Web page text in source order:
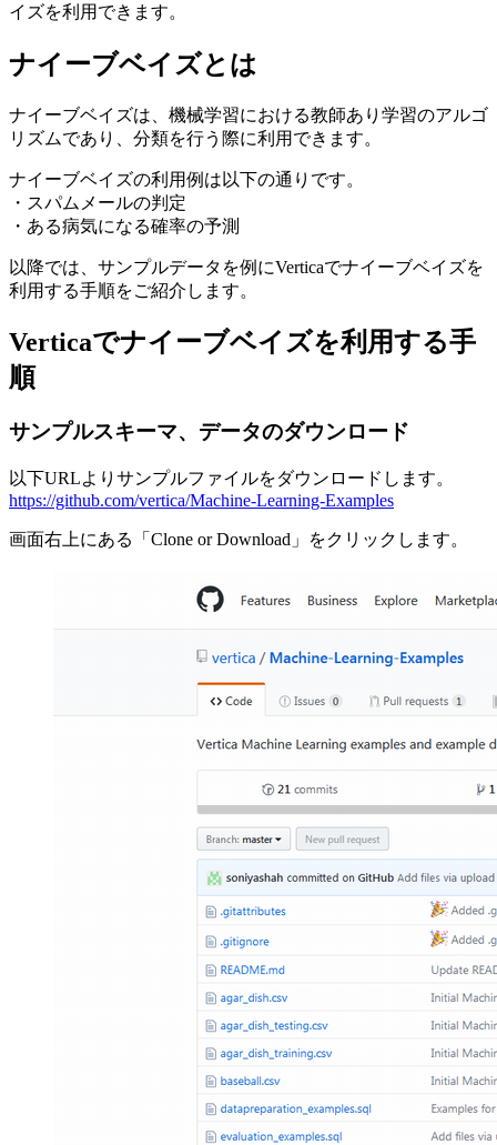
イズを利用できます。
ナイーブベイズとは
ナイーブベイズは、機械学習における教師あり学習のアルゴ
リズムであり、分類を行う際に利用できます。
ナイーブベイズの利用例は以下の通りです。
・スパムメールの判定
・ある病気になる確率の予測
以降では、サンプルデータを例にVerticaでナイーブベイズを
利用する手順をご紹介します。
Verticaでナイーブベイズを利用する手
順
サンプルスキーマ、データのダウンロード
以下URLよりサンプルファイルをダウンロードします。
https://github.com/vertica/Machine-Learning-Examples
画面右上にある「Clone or Download」をクリックします。